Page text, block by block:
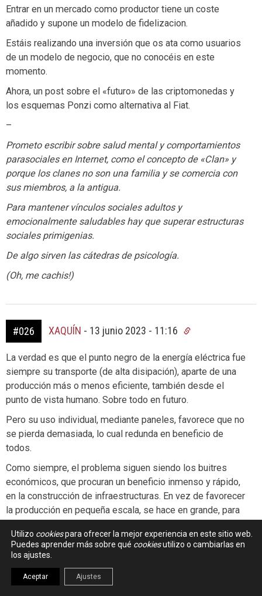
Entrar en un mercado como productor tiene un coste
añadido y supone un modelo de fidelizacion.
Estáis realizando una inversión que os ata como usuarios
de un modelo de negocio, que no conocéis en este
momento.
Ahora, un post sobre el «futuro» de las criptomonedas y
los esquemas Ponzi como alternativa al Fiat.
–
Prometo escribir sobre salud mental y comportamientos
parasociales en Internet, como el concepto de «Clan» y
porque los clanes no son una familia y se comercia con
sus miembros, a la antigua.
Para mantener vínculos sociales adultos y
emocionalmente saludables hay que superar estructuras
sociales primigenias.
De algo sirven las cátedras de psicología.
(Oh, me cachis!)
#026 XAQUÍN - 13 junio 2023 - 11:16
La verdad es que el punto negro de la energía eléctrica fue
siempre su transporte (de alta disipación), aparte de una
producción más o menos eficiente, también desde el
punto de vista humano. Sobre todo en futuro.
Pero su uso individual, mediante paneles, favorece que no
se pierda demasiada, lo cual redunda en beneficio de
todos.
Como siempre, el problema siguen siendo los buitres
económicos, que procuran un beneficio inmenso y rápido,
en la construcción de infraestructuras. En vez de favorecer
la producción en pequeña escala, se hace en grande, para
viaductos, como los de la AP-6. Antes era la construcción
de edificios con mínimos de eficiencia.
El llamado «libre mercado», vaya meme(z), solo entiende
de beneficios rápidos, aunque eso suponga tener que
Utilizo cookiespara ofrecer la mejor experiencia en este sitio web.
Puedes aprender más sobre qué cookiesutilizo o cambiarlas en
los ajustes.
Aceptar Ajustes